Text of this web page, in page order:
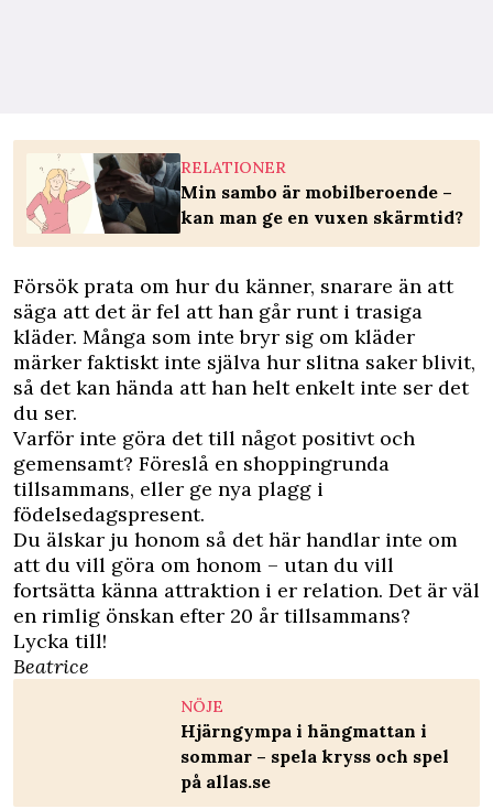
RELATIONER
Min sambo är mobilberoende –
kan man ge en vuxen skärmtid?
Försök prata om hur du känner, snarare än att
säga att det är fel att han går runt i trasiga
kläder. Många som inte bryr sig om kläder
märker faktiskt inte själva hur slitna saker blivit,
så det kan hända att han helt enkelt inte ser det
du ser.
Varför inte göra det till något positivt och
gemensamt? Föreslå en shoppingrunda
tillsammans, eller ge nya plagg i
födelsedagspresent.
Du älskar ju honom så det här handlar inte om
att du vill göra om honom – utan du vill
fortsätta känna attraktion i er relation. Det är väl
en rimlig önskan efter 20 år tillsammans?
Lycka till!
Beatrice
NÖJE
Hjärngympa i hängmattan i
sommar – spela kryss och spel
på allas.se